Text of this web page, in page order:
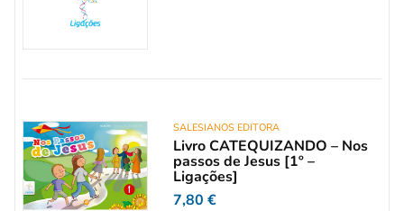
SALESIANOS EDITORA
Livro CATEQUIZANDO – Nos
passos de Jesus [1º –
Ligações]
7,80€